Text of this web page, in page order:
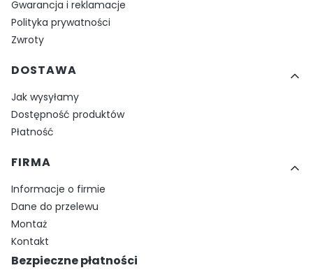
Gwarancja i reklamacje
Polityka prywatności
Zwroty
DOSTAWA
Jak wysyłamy
Dostępność produktów
Płatność
FIRMA
Informacje o firmie
Dane do przelewu
Montaż
Kontakt
Bezpieczne płatności